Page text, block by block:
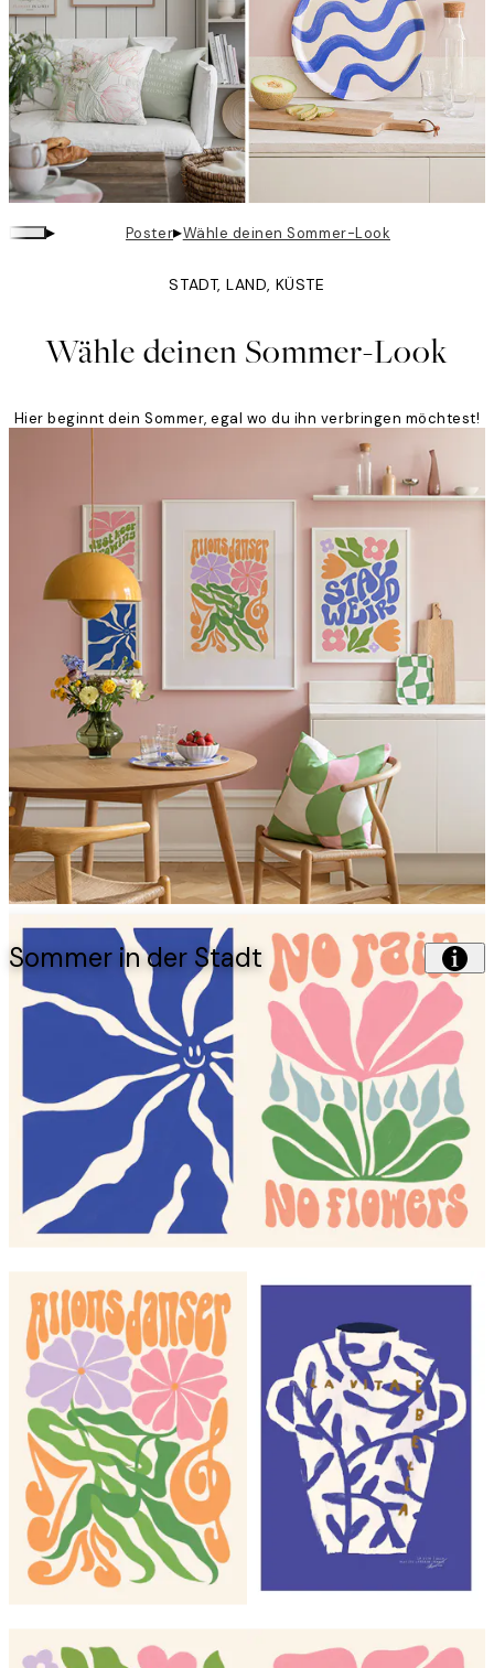
▸ Poster▸Wähle deinen Sommer-Look
STADT, LAND, KÜSTE
Wähle deinen Sommer-Look
Hier beginnt dein Sommer, egal wo du ihn verbringen möchtest!
Sommer in der Stadt